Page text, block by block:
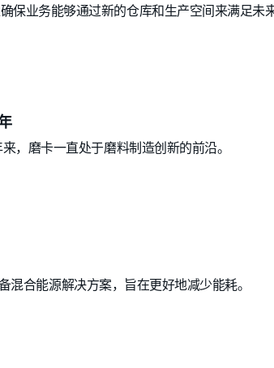
保业务能够通过新的仓库和生产空间来满足未
，磨卡一直处于磨料制造创新的前沿。
混合能源解决方案，旨在更好地减少能耗。